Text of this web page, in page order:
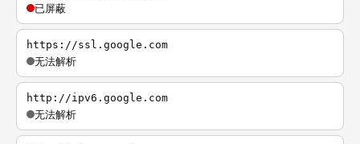
已屏蔽
https://ssl.google.com
无法解析
http://ipv6.google.com
无法解析